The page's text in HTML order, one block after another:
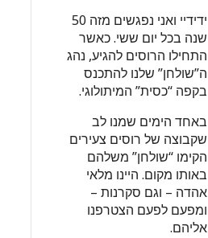
ידידיי ואני נפגשים מזה 50
שנה בכל יום ששי. כאשר
התחילו הרוסים להגיע, נהג
ה”שולחן” שלנו להתכנס
בקפה “כסית” המיתולוגי.
באחד הימים שמנו לב
שקבוצה של רוסים צעירים
הקימו “שולחן” משלהם
באותו מקום. היינו מלאי
אהדה – וגם סקרנות –
ומפעם לפעם הצטרפנו
אליהם.